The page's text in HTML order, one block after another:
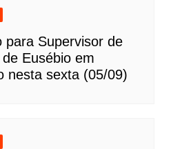
para Supervisor de
Eusébio em
nesta sexta (05/09)